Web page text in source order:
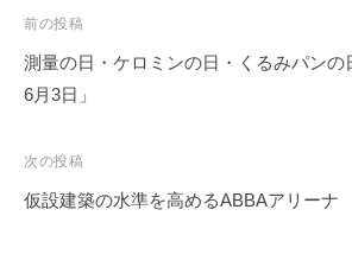
投
稿
ナ
ゲ
ー
前の投稿
測量の日・ケロミンの日・くるみパンの
6月3日」
次の投稿
仮設建築の水準を高めるABBAアリーナ